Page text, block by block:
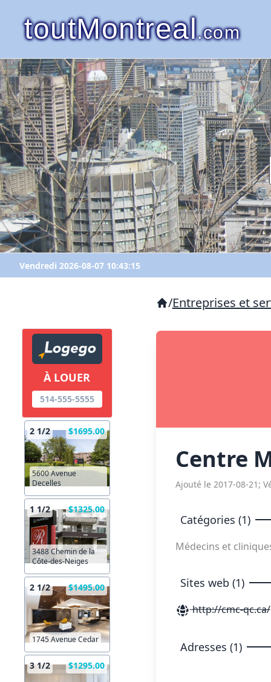
toutMontreal.com
Vendredi 2026-08-07 10:43:15
À LOUER
514-555-5555
2 1/2 $1695.00
5600 Avenue
Decelles
1 1/2 $1325.00
3488 Chemin de la
Côte-des-Neiges
2 1/2 $1495.00
1745 Avenue Cedar
3 1/2 $1295.00
/Entreprises et
Centre
Ajouté le 2017-08-21;
Catégories (1)
Médecins et
Sites web (1)
http://cmc-qc.ca/
Adresses (1)